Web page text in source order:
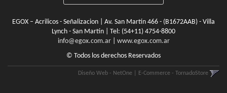
EGOX – Acrilicos - Señalizacion | Av. San Martín 466 - (B1672AAB) - Villa
Lynch - San Martín | Tel: (54+11) 4754-8800
info@egox.com.ar| www.egox.com.ar
© Todos los derechos Reservados
Diseño Web - NetOne E-Commerce - TornadoStore